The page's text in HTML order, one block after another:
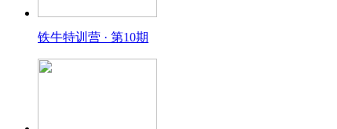
铁牛特训营 · 第10期